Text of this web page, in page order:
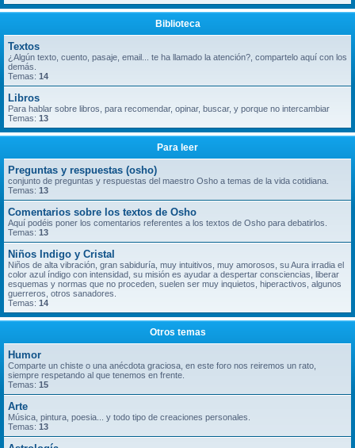
Biblioteca
Textos
¿Algún texto, cuento, pasaje, email... te ha llamado la atención?, compartelo aquí con los
demás.
Temas: 14
Libros
Para hablar sobre libros, para recomendar, opinar, buscar, y porque no intercambiar
Temas: 13
Para leer
Preguntas y respuestas (osho)
conjunto de preguntas y respuestas del maestro Osho a temas de la vida cotidiana.
Temas: 13
Comentarios sobre los textos de Osho
Aquí podéis poner los comentarios referentes a los textos de Osho para debatirlos.
Temas: 13
Niños Indigo y Cristal
Niños de alta vibración, gran sabiduría, muy intuitivos, muy amorosos, su Aura irradia el
color azul índigo con intensidad, su misión es ayudar a despertar consciencias, liberar
esquemas y normas que no proceden, suelen ser muy inquietos, hiperactivos, algunos
guerreros, otros sanadores.
Temas: 14
Otros temas
Humor
Comparte un chiste o una anécdota graciosa, en este foro nos reiremos un rato,
siempre respetando al que tenemos en frente.
Temas: 15
Arte
Música, pintura, poesia... y todo tipo de creaciones personales.
Temas: 13